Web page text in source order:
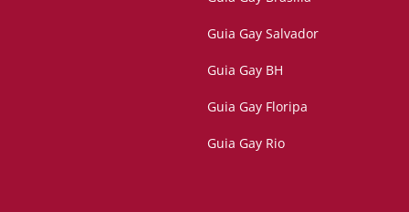
Guia Gay Salvador
Guia Gay BH
Guia Gay Floripa
Guia Gay Rio